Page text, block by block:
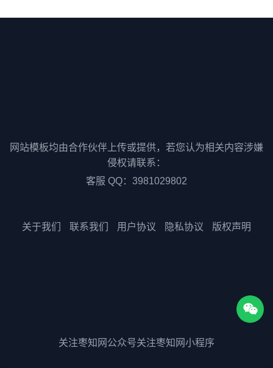
网站模板均由合作伙伴上传或提供，若您认为相关内容涉嫌
侵权请联系：
客服 QQ：3981029802
关于我们 联系我们 用户协议 隐私协议 版权声明
关注枣知网公众号关注枣知网小程序